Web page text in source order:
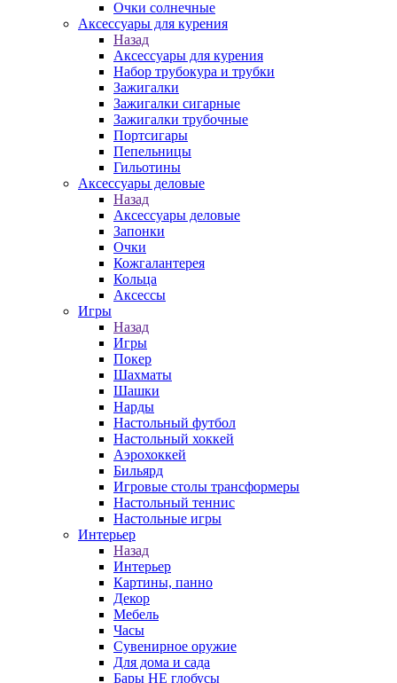
Очки солнечные
Аксессуары для курения
Назад
Аксессуары для курения
Набор трубокура и трубки
Зажигалки
Зажигалки сигарные
Зажигалки трубочные
Портсигары
Пепельницы
Гильотины
Аксессуары деловые
Назад
Аксессуары деловые
Запонки
Очки
Кожгалантерея
Кольца
Аксессы
Игры
Назад
Игры
Покер
Шахматы
Шашки
Нарды
Настольный футбол
Настольный хоккей
Аэрохоккей
Бильярд
Игровые столы трансформеры
Настольный теннис
Настольные игры
Интерьер
Назад
Интерьер
Картины, панно
Декор
Мебель
Часы
Сувенирное оружие
Для дома и сада
Бары НЕ глобусы